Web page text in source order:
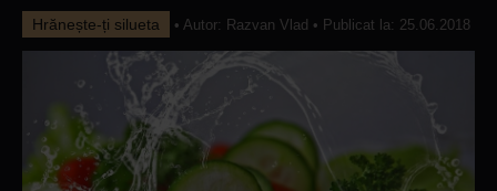
Hrănește-ți silueta • Autor: Razvan Vlad • Publicat la: 25.06.2018